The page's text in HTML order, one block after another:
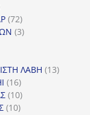
7272
προϊόντα
33
ΛΑΒΗ 1313
1616
προϊόντα
1010
προϊόντα
1010